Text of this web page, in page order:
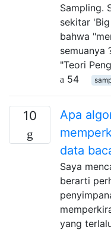
Sampling.
sekitar
bahwa
semuanya
"Teori
54
10
Apa
data
Saya
berarti
yang